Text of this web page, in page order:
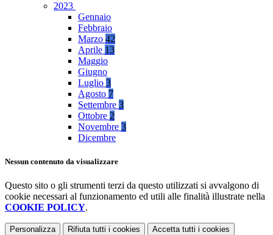
2023
Gennaio
Febbraio
Marzo 42
Aprile 13
Maggio
Giugno
Luglio 3
Agosto 7
Settembre 3
Ottobre 2
Novembre 3
Dicembre
Nessun contenuto da visualizzare
Questo sito o gli strumenti terzi da questo utilizzati si avvalgono di
cookie necessari al funzionamento ed utili alle finalità illustrate nella
COOKIE POLICY.
Personalizza Rifiuta tutti i cookies Accetta tutti i cookies